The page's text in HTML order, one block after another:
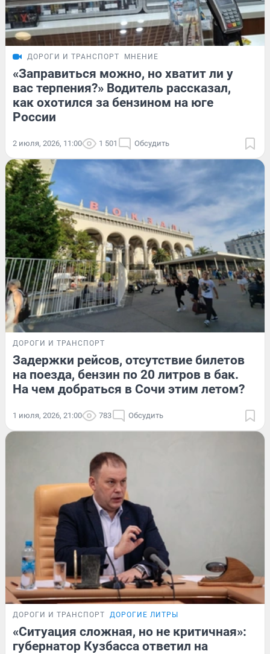
ДОРОГИ И ТРАНСПОРТ МНЕНИЕ
«Заправиться можно, но хватит ли у
вас терпения?» Водитель рассказал,
как охотился за бензином на юге
России
2 июля, 2026, 11:00 1 501 Обсудить
ДОРОГИ И ТРАНСПОРТ
Задержки рейсов, отсутствие билетов
на поезда, бензин по 20 литров в бак.
На чем добраться в Сочи этим летом?
1 июля, 2026, 21:00 783 Обсудить
ДОРОГИ И ТРАНСПОРТ ДОРОГИЕ ЛИТРЫ
«Ситуация сложная, но не критичная»:
губернатор Кузбасса ответил на